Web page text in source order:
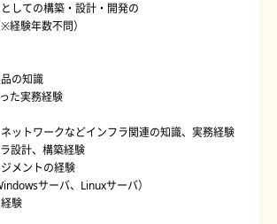
しての構築・設計・開発の
経験年数不問）
の知識
た実務経験
ットワークなどインフラ関連の知識、実務経験
設計、構築経験
メントの経験
サーバ、Linuxサーバ）
験